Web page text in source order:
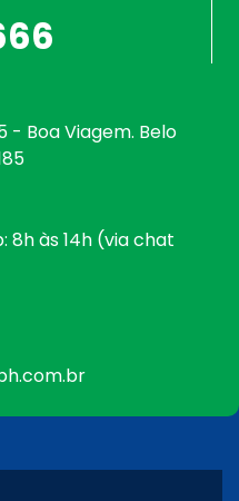
- Boa Viagem. Belo
8h às 14h (via chat